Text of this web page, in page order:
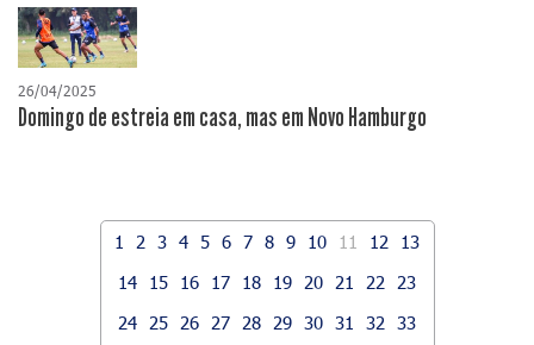
26/04/2025
Domingo de estreia em casa, mas em Novo Hamburgo
1 2 3 4 5 6 7 8 9 10 11 12
13
14
15 16 17 18 19 20 21 22
23
24
25 26 27 28 29 30 31 32
33